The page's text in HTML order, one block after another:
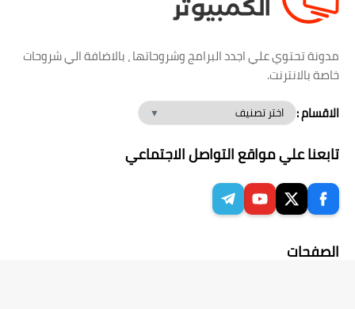
مدونة تحتوي علي اجدد البرامج وشروحاتها ، بالاضافة الي شروحات
خاصة بالانترنت.
الاقسام :
تابعنا علي مواقع التواصل الاجتماعي
الصفحات